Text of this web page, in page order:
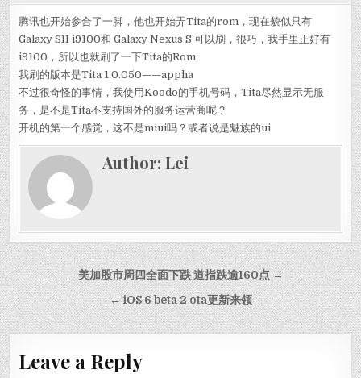
腾讯也开始参合了一脚，他也开始弄Tita的rom，现在貌似只有
Galaxy SII i9100和 Galaxy Nexus S 可以刷，很巧，我手里正好有
i9100，所以也就刷了一下Tita的Rom
我刷的版本是Tita 1.0.050——appha
不过很奇怪的事情，我使用Koodo的手机号码，Tita尽然显示无服
务，是不是Tita不支持国外的服务运营商呢？
开机的第一个感觉，这不是miui吗？或者说是魅族的ui
Author:Lei
Post navigation
美加股市周四全面下跌 道指跌逾160点 →
← iOS 6 beta 2 ota更新来领
Leave a Reply